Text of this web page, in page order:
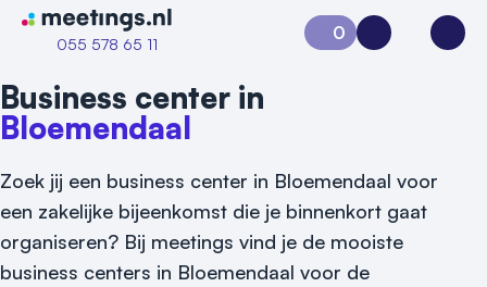
Naar home van Meetings
055 578 65 11
0
Aanvraag 0Inloggen
Business center in
Bloemendaal
Zoek jij een business center in Bloemendaal voor
een zakelijke bijeenkomst die je binnenkort gaat
organiseren? Bij meetings vind je de mooiste
business centers in Bloemendaal voor de